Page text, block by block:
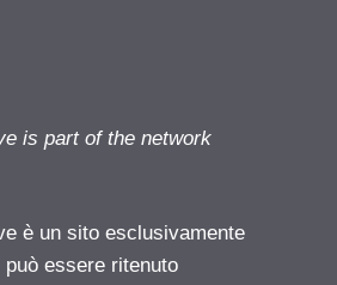
is part of the network
è un sito esclusivamente
essere ritenuto